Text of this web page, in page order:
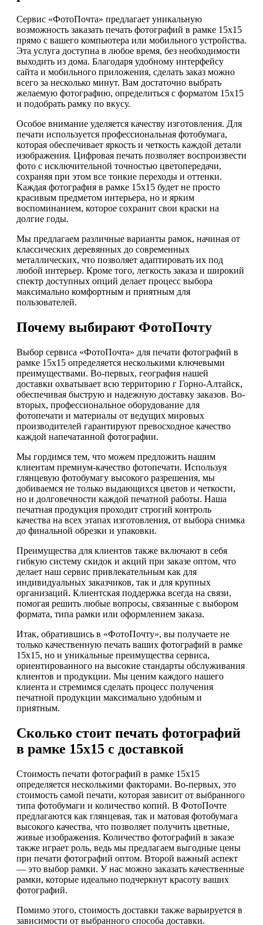
Сервис «ФотоПочта» предлагает уникальную
возможность заказать печать фотографий в рамке 15х15
прямо с вашего компьютера или мобильного устройства.
Эта услуга доступна в любое время, без необходимости
выходить из дома. Благодаря удобному интерфейсу
сайта и мобильного приложения, сделать заказ можно
всего за несколько минут. Вам достаточно выбрать
желаемую фотографию, определиться с форматом 15х15
и подобрать рамку по вкусу.
Особое внимание уделяется качеству изготовления. Для
печати используется профессиональная фотобумага,
которая обеспечивает яркость и четкость каждой детали
изображения. Цифровая печать позволяет воспроизвести
фото с исключительной точностью цветопередачи,
сохраняя при этом все тонкие переходы и оттенки.
Каждая фотография в рамке 15х15 будет не просто
красивым предметом интерьера, но и ярким
воспоминанием, которое сохранит свои краски на
долгие годы.
Мы предлагаем различные варианты рамок, начиная от
классических деревянных до современных
металлических, что позволяет адаптировать их под
любой интерьер. Кроме того, легкость заказа и широкий
спектр доступных опций делает процесс выбора
максимально комфортным и приятным для
пользователей.
Почему выбирают ФотоПочту
Выбор сервиса «ФотоПочта» для печати фотографий в
рамке 15х15 определяется несколькими ключевыми
преимуществами. Во-первых, география нашей
доставки охватывает всю территорию г Горно-Алтайск,
обеспечивая быструю и надежную доставку заказов. Во-
вторых, профессиональное оборудование для
фотопечати и материалы от ведущих мировых
производителей гарантируют превосходное качество
каждой напечатанной фотографии.
Мы гордимся тем, что можем предложить нашим
клиентам премиум-качество фотопечати. Используя
глянцевую фотобумагу высокого разрешения, мы
добиваемся не только выдающихся цветов и четкости,
но и долговечности каждой печатной работы. Наша
печатная продукция проходит строгий контроль
качества на всех этапах изготовления, от выбора снимка
до финальной обрезки и упаковки.
Преимущества для клиентов также включают в себя
гибкую систему скидок и акций при заказе оптом, что
делает наш сервис привлекательным как для
индивидуальных заказчиков, так и для крупных
организаций. Клиентская поддержка всегда на связи,
помогая решить любые вопросы, связанные с выбором
формата, типа рамки или оформлением заказа.
Итак, обратившись в «ФотоПочту», вы получаете не
только качественную печать ваших фотографий в рамке
15х15, но и уникальные преимущества сервиса,
ориентированного на высокие стандарты обслуживания
клиентов и продукции. Мы ценим каждого нашего
клиента и стремимся сделать процесс получения
печатной продукции максимально удобным и
приятным.
Сколько стоит печать фотографий
в рамке 15х15 с доставкой
Стоимость печати фотографий в рамке 15х15
определяется несколькими факторами. Во-первых, это
стоимость самой печати, которая зависит от выбранного
типа фотобумаги и количество копий. В ФотоПочте
предлагаются как глянцевая, так и матовая фотобумага
высокого качества, что позволяет получить цветные,
живые изображения. Количество фотографий в заказе
также играет роль, ведь мы предлагаем выгодные цены
при печати фотографий оптом. Второй важный аспект
— это выбор рамки. У нас можно заказать качественные
рамки, которые идеально подчеркнут красоту ваших
фотографий.
Помимо этого, стоимость доставки также варьируется в
зависимости от выбранного способа доставки.